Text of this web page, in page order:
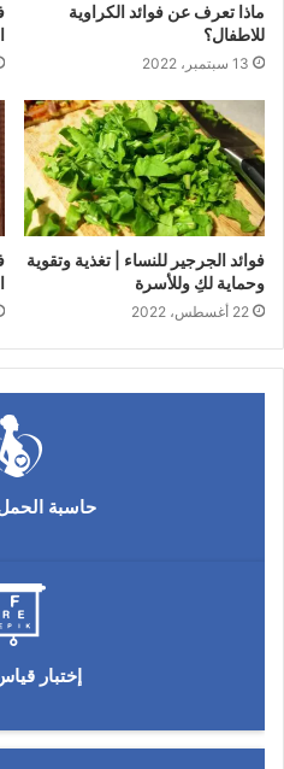
ماذا تعرف عن فوائد الكراوية
للاطفال؟
13 سبتمبر، 2022
فوائد الجرجير للنساء | تغذية وتقوية
وحماية لكِ وللأسرة
22 أغسطس، 2022
حاسبة الحمل
إختبار